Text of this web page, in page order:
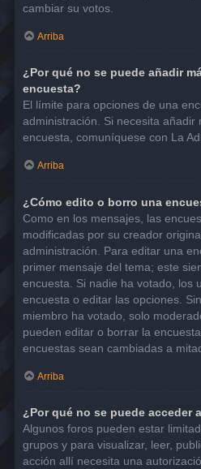
cambiar su votos.
Arriba
¿Por qué no se puede añadir
encuesta?
El límite para opciones de una
administración. Si necesita añadir
encuesta, comuníquese con La
Arriba
¿Cómo edito o borro una
Como en los mensajes, las
modificadas por su creador
administración. Para editar una
primer mensaje del tema; este
encuesta. Si nadie ha votado, los
encuesta o editar las opciones.
miembro ha votado, solo
pueden editar o borrar la
encuestas sean cambiadas a
Arriba
¿Por qué no se puede acceder
Algunos foros pueden estar
grupos y para visualizar, leer,
acción allí necesita una